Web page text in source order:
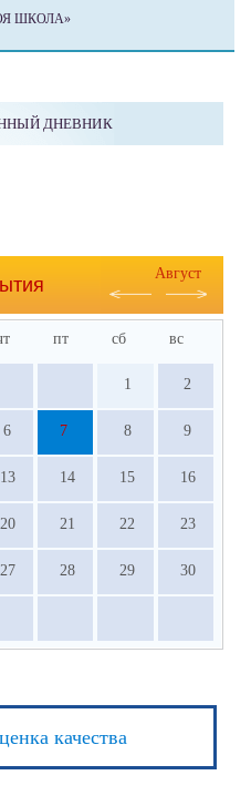
ШКОЛА»
ДНЕВНИК
Август
пт сб вс
1 2
6 7 8 9
13 14 15 16
20 21 22 23
27 28 29 30
качества